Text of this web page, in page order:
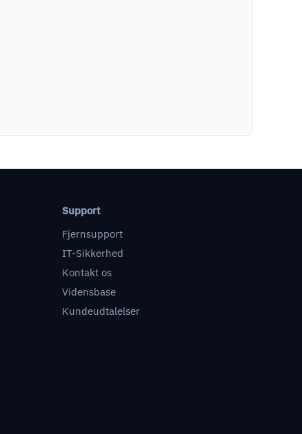
Support
Fjernsupport
IT-Sikkerhed
Kontakt os
Vidensbase
Kundeudtalelser